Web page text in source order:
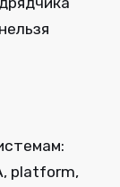
platform,